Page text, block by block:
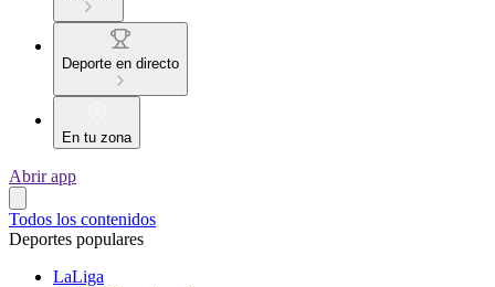
Deporte en directo
En tu zona
Abrir app
Todos los contenidos
Deportes populares
LaLiga